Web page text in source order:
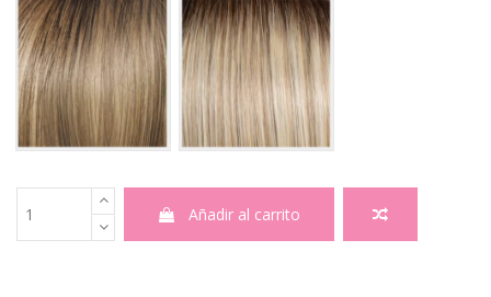
RL 10/22 SS SHADED CAPPUCCINORL 16/21 SHADED SAND
Añadir al carrito